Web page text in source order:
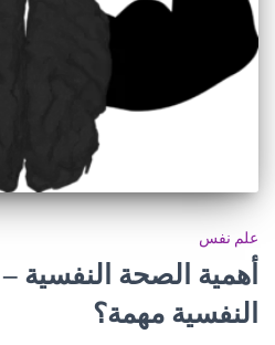
علم نفس
أهمية الصحة النفسية
النفسية مهمة؟